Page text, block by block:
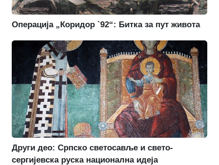
Операција „Коридор `92“: Битка за пут живота
Други део: Српско светосавље и свето-
сергијевска руска национална идеја